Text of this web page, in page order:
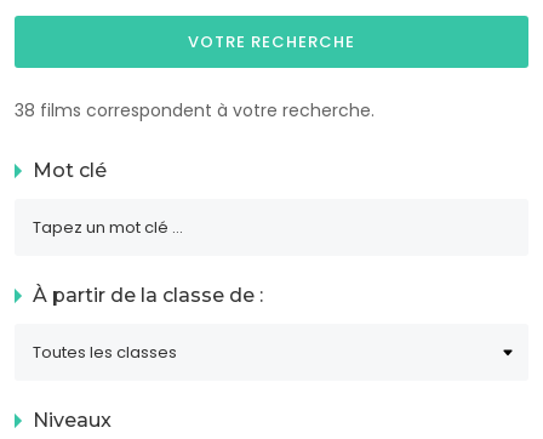
VOTRE RECHERCHE
38 films correspondent à votre recherche.
Mot clé
À partir de la classe de :
Niveaux